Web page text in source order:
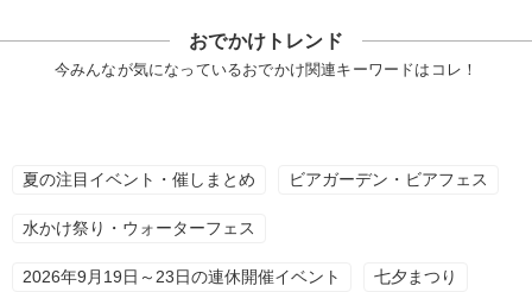
おでかけトレンド
今みんなが気になっているおでかけ関連キーワードはコレ！
夏の注目イベント・催しまとめ ビアガーデン・ビアフェス
水かけ祭り・ウォーターフェス
2026年9月19日～23日の連休開催イベント 七夕まつり